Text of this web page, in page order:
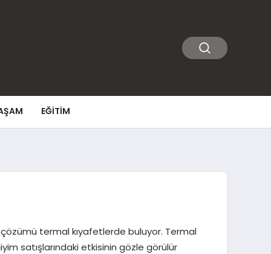
EĞITIM
termal kıyafetlerde buluyor. Termal
satışlarındaki etkisinin gözle görülür